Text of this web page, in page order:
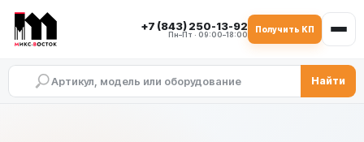
+7 (843) 250-13-92
Пн–Пт · 09:00–18:00
Получить КП
Найти